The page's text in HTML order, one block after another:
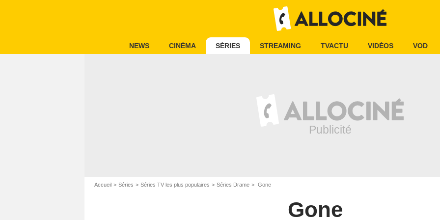
NEWS CINÉMA SÉRIES STREAMING TVACTU VIDÉOS VOD
Accueil Séries Séries TV les plus populaires Séries Drame Gone
Gone